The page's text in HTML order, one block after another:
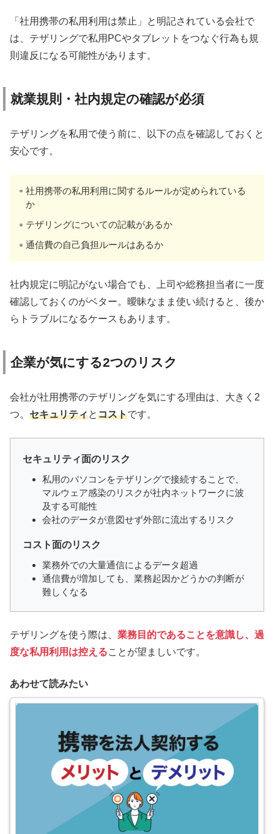
「社用携帯の私用利用は禁止」と明記されている会社で
は、テザリングで私用PCやタブレットをつなぐ行為も規
則違反になる可能性があります。
就業規則・社内規定の確認が必須
テザリングを私用で使う前に、以下の点を確認しておくと
安心です。
社用携帯の私用利用に関するルールが定められている
か
テザリングについての記載があるか
通信費の自己負担ルールはあるか
社内規定に明記がない場合でも、上司や総務担当者に一度
確認しておくのがベター。曖昧なまま使い続けると、後か
らトラブルになるケースもあります。
企業が気にする2つのリスク
会社が社用携帯のテザリングを気にする理由は、大きく2
つ。 セキュリティとコストです。
セキュリティ面のリスク
私用のパソコンをテザリングで接続することで、
マルウェア感染のリスクが社内ネットワークに波
及する可能性
会社のデータが意図せず外部に流出するリスク
コスト面のリスク
業務外での大量通信によるデータ超過
通信費が増加しても、業務起因かどうかの判断が
難しくなる
テザリングを使う際は、 業務目的であることを意識し、過
度な私用利用は控えることが望ましいです。
あわせて読みたい